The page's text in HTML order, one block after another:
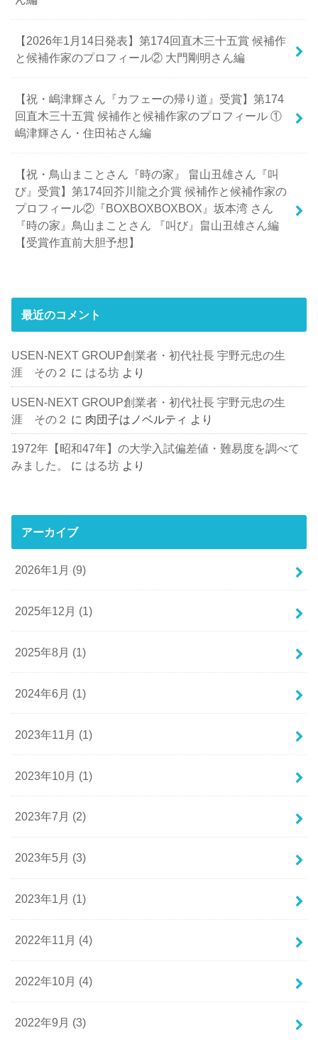
【2026年1月14日発表】第174回直木三十五賞 候補作
と候補作家のプロフィール② 大門剛明さん編
【祝・嶋津輝さん『カフェーの帰り道』受賞】第174
回直木三十五賞 候補作と候補作家のプロフィール ①
嶋津輝さん・住田祐さん編
【祝・鳥山まことさん『時の家』 畠山丑雄さん『叫
び』受賞】第174回芥川龍之介賞 候補作と候補作家の
プロフィール②『BOXBOXBOXBOX』坂本湾 さん
『時の家』鳥山まことさん 『叫び』畠山丑雄さん編
【受賞作直前大胆予想】
最近のコメント
USEN-NEXT GROUP創業者・初代社長 宇野元忠の生
涯 その２ に はる坊 より
USEN-NEXT GROUP創業者・初代社長 宇野元忠の生
涯 その２ に 肉団子はノベルティ より
1972年【昭和47年】の大学入試偏差値・難易度を調べて
みました。
に はる坊 より
アーカイブ
2026年1月 (9)
2025年12月 (1)
2025年8月 (1)
2024年6月 (1)
2023年11月 (1)
2023年10月 (1)
2023年7月 (2)
2023年5月 (3)
2023年1月 (1)
2022年11月 (4)
2022年10月 (4)
2022年9月 (3)